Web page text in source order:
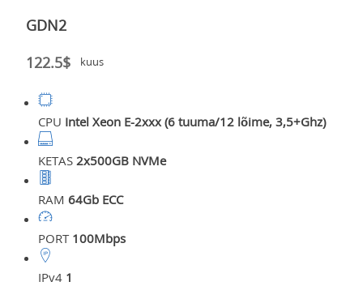
GDN2
122.5$
kuus
CPU Intel Xeon E-2xxx (6 tuuma/12 lõime, 3,5+Ghz)
KETAS 2x500GB NVMe
RAM 64Gb ECC
PORT 100Mbps
IPv4 1